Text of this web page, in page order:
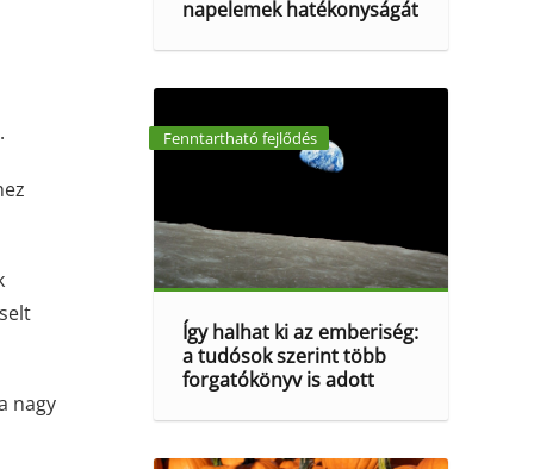
nagy
napelemek hatékonyságát
Fenntartható fejlődés
Így halhat ki az emberiség:
a tudósok szerint több
forgatókönyv is adott